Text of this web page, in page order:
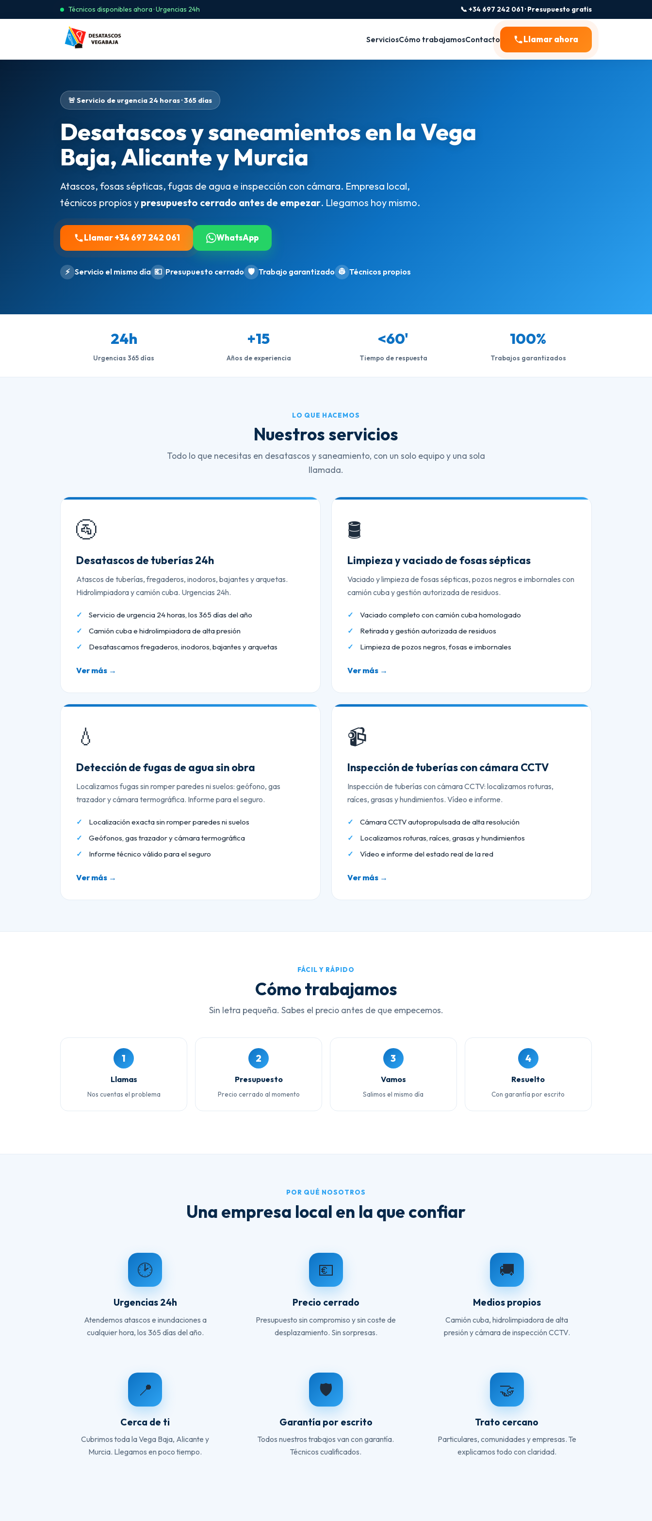
Técnicos disponibles ahora · Urgencias 24h 📞 +34 697 242 061 · Presupuesto gratis
ServiciosCómo trabajamosContacto Llamar ahora
🚨 Servicio de urgencia 24 horas · 365 días
Desatascos y saneamientos en la Vega
Baja, Alicante y Murcia
Atascos, fosas sépticas, fugas de agua e inspección con cámara. Empresa local,
técnicos propios y presupuesto cerrado antes de empezar. Llegamos hoy mismo.
Llamar +34 697 242 061 WhatsApp
⚡ Servicio el mismo día 💶 Presupuesto cerrado 🛡️ Trabajo garantizado 👷 Técnicos propios
24h
Urgencias 365 días
+15
Años de experiencia
<60'
Tiempo de respuesta
100%
Trabajos garantizados
LO QUE HACEMOS
Nuestros servicios
Todo lo que necesitas en desatascos y saneamiento, con un solo equipo y una sola
llamada.
🚰
Desatascos de tuberías 24h
Atascos de tuberías, fregaderos, inodoros, bajantes y arquetas.
Hidrolimpiadora y camión cuba. Urgencias 24h.
Servicio de urgencia 24 horas, los 365 días del año
Camión cuba e hidrolimpiadora de alta presión
Desatascamos fregaderos, inodoros, bajantes y arquetas
Ver más →
🛢️
Limpieza y vaciado de fosas sépticas
Vaciado y limpieza de fosas sépticas, pozos negros e imbornales con
camión cuba y gestión autorizada de residuos.
Vaciado completo con camión cuba homologado
Retirada y gestión autorizada de residuos
Limpieza de pozos negros, fosas e imbornales
Ver más →
💧
Detección de fugas de agua sin obra
Localizamos fugas sin romper paredes ni suelos: geófono, gas
trazador y cámara termográfica. Informe para el seguro.
Localización exacta sin romper paredes ni suelos
Geófonos, gas trazador y cámara termográfica
Informe técnico válido para el seguro
Ver más →
📹
Inspección de tuberías con cámara CCTV
Inspección de tuberías con cámara CCTV: localizamos roturas,
raíces, grasas y hundimientos. Vídeo e informe.
Cámara CCTV autopropulsada de alta resolución
Localizamos roturas, raíces, grasas y hundimientos
Vídeo e informe del estado real de la red
Ver más →
FÁCIL Y RÁPIDO
Cómo trabajamos
Sin letra pequeña. Sabes el precio antes de que empecemos.
1
Llamas
Nos cuentas el problema
2
Presupuesto
Precio cerrado al momento
3
Vamos
Salimos el mismo día
4
Resuelto
Con garantía por escrito
POR QUÉ NOSOTROS
Una empresa local en la que confiar
🕑
Urgencias 24h
Atendemos atascos e inundaciones a
cualquier hora, los 365 días del año.
💶
Precio cerrado
Presupuesto sin compromiso y sin coste de
desplazamiento. Sin sorpresas.
🚚
Medios propios
Camión cuba, hidrolimpiadora de alta
presión y cámara de inspección CCTV.
📍
Cerca de ti
Cubrimos toda la Vega Baja, Alicante y
Murcia. Llegamos en poco tiempo.
🛡️
Garantía por escrito
Todos nuestros trabajos van con garantía.
Técnicos cualificados.
🤝
Trato cercano
Particulares, comunidades y empresas. Te
explicamos todo con claridad.